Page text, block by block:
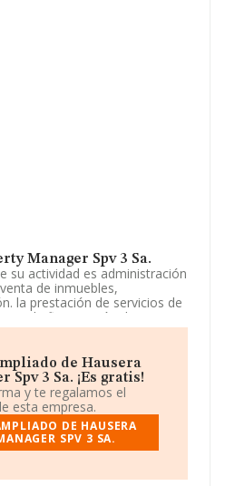
Manager Spv 3 Sa.
su actividad es administración
de inmuebles,
la prestación de servicios de
de financiación de
estratégica,
la. La sociedad está
como Sociedad
referencia CNAE corresponde
inmobiliaria', cuyo Código es
actividad en mercados
fiscal A26942821, tiene su
de Hausera
Spv 3 Sa. ¡Es gratis!
y te regalamos el
esta empresa.
DE HAUSERA
SPV 3 SA.